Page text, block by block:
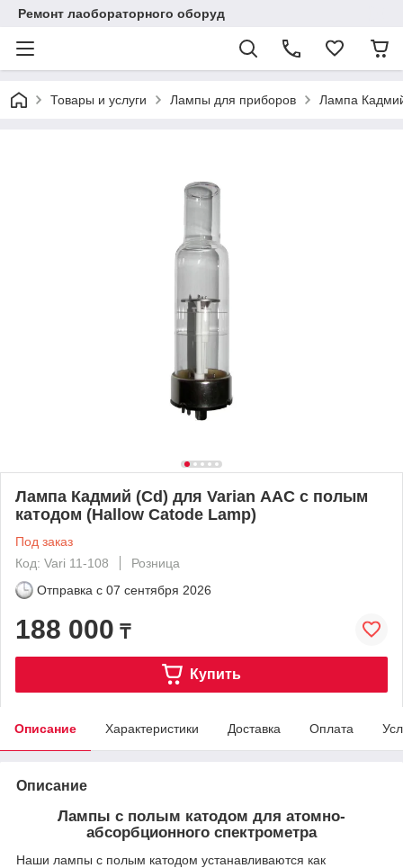
Ремонт лаобораторного оборуд
Товары и услуги Лампы для приборов Лампа
Лампа Кадмий (Cd) для Varian ААС с полым
катодом (Hallow Catode Lamp)
Под заказ
Код: Vari 11-108
Розница
Отправка с 07 сентября 2026
188 000 ₸
Купить
Описание Характеристики Доставка Оплата
Описание
Лампы с полым катодом для атомно-
абсорбционного спектрометра
Наши лампы с полым катодом устанавливаются как